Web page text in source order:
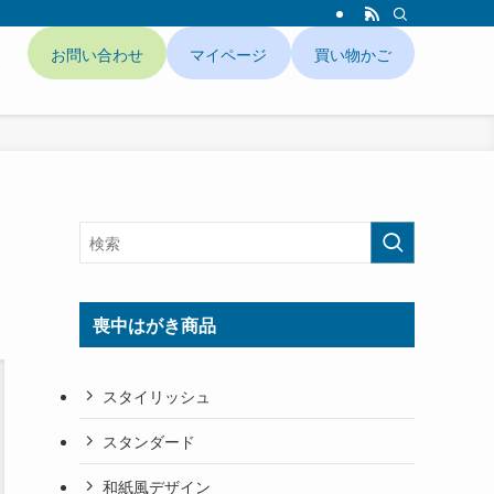
お問い合わせ マイページ 買い物かご
喪中はがき商品
スタイリッシュ
スタンダード
和紙風デザイン